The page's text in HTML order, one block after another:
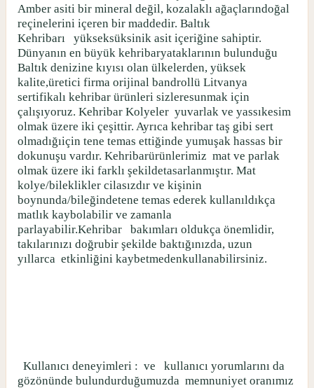
Amber asiti bir mineral değil, kozalaklı ağaçlarındoğal
reçinelerini içeren bir maddedir. Baltık
Kehribarı
yükseksüksinik asit içeriğine sahiptir.
Dünyanın en büyük kehribaryataklarının bulunduğu
Baltık denizine kıyısı olan ülkelerden, yüksek
kalite,üretici firma orijinal bandrollü Litvanya
sertifikalı kehribar ürünleri sizleresunmak için
çalışıyoruz. Kehribar Kolyeler yuvarlak ve yassıkesim
olmak üzere iki çeşittir. Ayrıca kehribar taş gibi sert
olmadığıiçin tene temas ettiğinde yumuşak hassas bir
dokunuşu vardır. Kehribarürünlerimiz mat ve parlak
olmak üzere iki farklı şekildetasarlanmıştır. Mat
kolye/bileklikler cilasızdır ve kişinin
boynunda/bileğindetene temas ederek kullanıldıkça
matlık kaybolabilir ve zamanla
parlayabilir.Kehribar
bakımları oldukça önemlidir,
takılarınızı doğrubir şekilde baktığınızda, uzun
yıllarca etkinliğini kaybetmedenkullanabilirsiniz.
Kullanıcı deneyimleri : ve
kullanıcı yorumlarını da
gözönünde bulundurduğumuzda memnuniyet oranımız